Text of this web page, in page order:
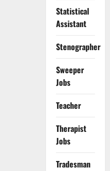
Statistical
Assistant
Stenographer
Sweeper
Jobs
Teacher
Therapist
Jobs
Tradesman